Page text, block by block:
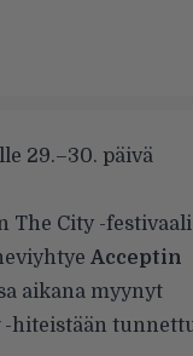
29.–30. päivä
The City -festivaali
Acceptin
aikana myynyt
-hiteistään